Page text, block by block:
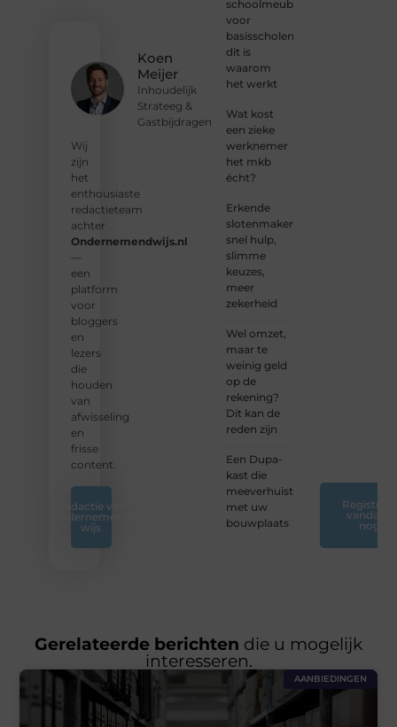
Koen
Meijer
Inhoudelijk
Strateeg &
Gastbijdragen
Wij
zijn
het
enthousiaste
redactieteam
achter
Ondernemendwijs.nl
—
een
platform
voor
bloggers
en
lezers
die
houden
van
afwisseling
en
frisse
content.
Redactie van
Ondernemend
wijs
schoolmeubilair
voor
basisscholen:
dit is
waarom
het werkt
Wat kost
een zieke
werknemer
het mkb
écht?
Erkende
slotenmakers:
snel hulp,
slimme
keuzes,
meer
zekerheid
Wel omzet,
maar te
weinig geld
op de
rekening?
Dit kan de
reden zijn
Een Dupa-
kast die
meeverhuist
met uw
bouwplaats
Registreer
vandaag
nog
Gerelateerde berichten die u mogelijk
interesseren.
AANBIEDINGEN